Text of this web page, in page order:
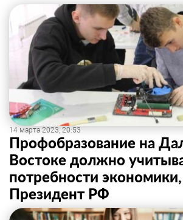
14 марта 2023, 20:53
Профобразование на
Востоке должно
потребности экономики,
Президент РФ